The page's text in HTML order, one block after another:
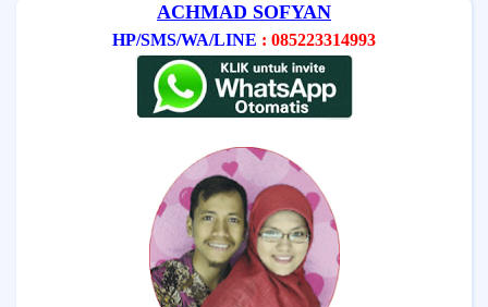
ACHMAD SOFYAN
HP/SMS/WA/LINE : 085223314993